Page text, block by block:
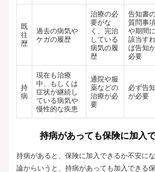
既
往
歴
過去の病気や
ケガの履歴
治療の必
要がな
く、完治
している
病気の履
歴
告知書
質問事
や期間に
該当す
ば告知
必要
持
病
現在も治療
中、もしくは
症状が継続し
ている病気や
慢性的な疾患
通院や服
薬などの
治療が必
要
必ず告知
が必要
持病があっても保険に加入
持病があると、保険に加入できるか不安に
論からいうと、持病があっても加入できる